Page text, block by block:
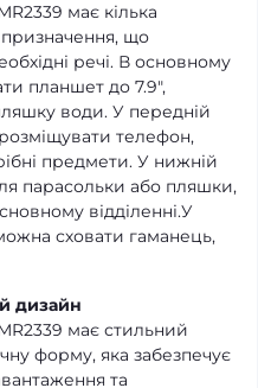
має кілька
призначення, що
речі. В основному
планшет до 7.9",
води. У передній
телефон,
предмети. У нижній
парасольки або пляшки,
відділенні.У
сховати гаманець,
дизайн
має стильний
форму, яка забезпечує
та